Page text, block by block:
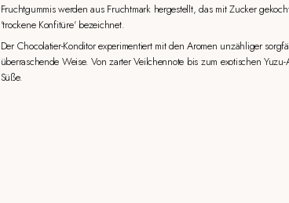
Fruchtgummis werden aus Fruchtmark hergestellt, das mit Zucker
'trockene Konfitüre' bezeichnet.
Der Chocolatier-Konditor experimentiert mit den Aromen unzähliger
überraschende Weise. Von zarter Veilchennote bis zum exotischen
Süße.